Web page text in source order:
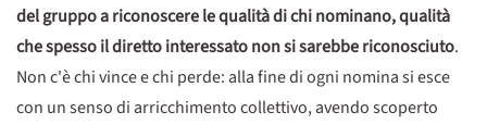
del gruppo a riconoscere le qualità di chi nominano, qualità
che spesso il diretto interessato non si sarebbe riconosciuto.
Non c'è chi vince e chi perde: alla fine di ogni nomina si esce
con un senso di arricchimento collettivo, avendo scoperto